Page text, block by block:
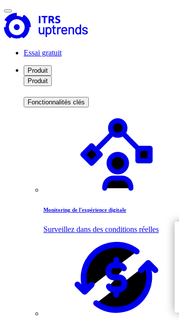
Essai gratuit
Produit
Produit
Fonctionnalités clés
Monitoring de l'expérience digitale
Surveillez dans des conditions réelles